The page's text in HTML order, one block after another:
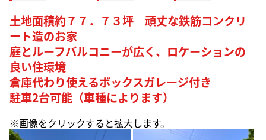
土地面積約７７．７３坪 頑丈な鉄筋コンクリ
ート造のお家
庭とルーフバルコニーが広く、ロケーションの
良い住環境
倉庫代わり使えるボックスガレージ付き
駐車2台可能（車種によります）
※画像をクリックすると拡大します。